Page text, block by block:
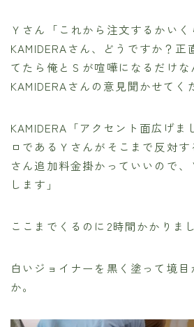
Ｙさん「これから注文するかいく
KAMIDERAさん、どうですか？正
てたら俺とＳが喧嘩になるだけな
KAMIDERAさんの意見聞かせてく
KAMIDERA「アクセント面広げ
ロであるＹさんがそこまで反対
さん追加料金掛かっていいので
します」
ここまでくるのに2時間かかりまし
白いジョイナーを黒く塗って境
か。